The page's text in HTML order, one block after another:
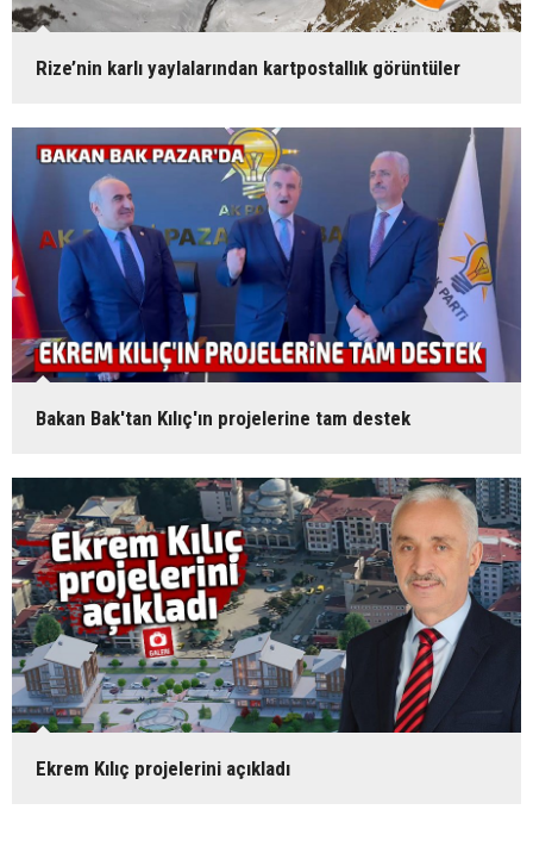
Rize’nin karlı yaylalarından kartpostallık görüntüler
Bakan Bak'tan Kılıç'ın projelerine tam destek
Ekrem Kılıç projelerini açıkladı